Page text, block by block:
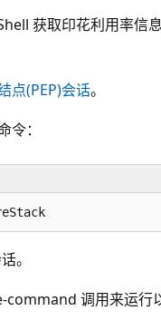
获取印花利用率信
点(PEP)会话。
令：
。
调用来运行